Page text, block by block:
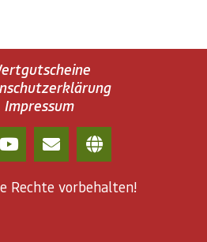
Impressum
Rechte vorbehalten!